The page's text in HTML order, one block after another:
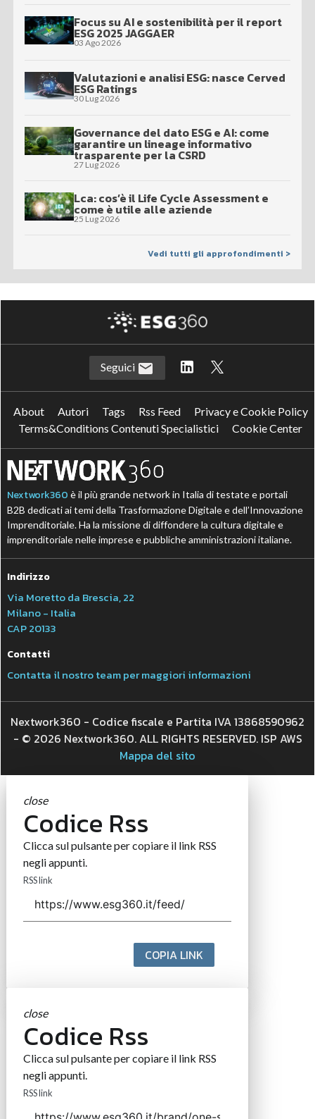
Focus su AI e sostenibilità per il report
ESG 2025 JAGGAER
03 Ago 2026
Valutazioni e analisi ESG: nasce Cerved
ESG Ratings
30 Lug 2026
Governance del dato ESG e AI: come
garantire un lineage informativo
trasparente per la CSRD
27 Lug 2026
Lca: cos’è il Life Cycle Assessment e
come è utile alle aziende
25 Lug 2026
Vedi tutti gli approfondimenti >
Seguici
About Autori Tags Rss Feed
Privacy e Cookie Policy
Terms&Conditions Contenuti Specialistici
Cookie Center
Nextwork360 è il più grande network in Italia di testate e portali
B2B dedicati ai temi della Trasformazione Digitale e dell’Innovazione
Imprenditoriale. Ha la missione di diffondere la cultura digitale e
imprenditoriale nelle imprese e pubbliche amministrazioni italiane.
Indirizzo
Via Moretto da Brescia, 22
Milano - Italia
CAP 20133
Contatti
Contatta il nostro team per maggiori informazioni
Nextwork360 - Codice fiscale e Partita IVA 13868590962
- © 2026 Nextwork360. ALL RIGHTS RESERVED. ISP AWS
Mappa del sito
close
Codice Rss
Clicca sul pulsante per copiare il link RSS
negli appunti.
RSS link
COPIA LINK
close
Codice Rss
Clicca sul pulsante per copiare il link RSS
negli appunti.
RSS link